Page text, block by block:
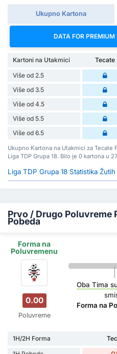
Ukupno Kartona
DATA FOR PREMIUM
Kartoni na Utakmici Tecate
Više od 2.5
Više od 3.5
Više od 4.5
Više od 5.5
Više od 6.5
Ukupno Kartona na Utakmici za
Liga TDP Grupa 18. Bilo je 0 kartona u
Liga TDP Grupa 18 Statistika
Prvo / Drugo Poluvreme
Pobeda
Forma na
Poluvremenu
0.00
Poluvreme
Oba Tima
Forma na
1H/2H Forma